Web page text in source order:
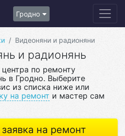
Гродно
Видеоняни и радионяни
и радионянь
по ремонту
в Гродно. Выберите
из списка ниже или
на ремонт и мастер сам
на ремонт